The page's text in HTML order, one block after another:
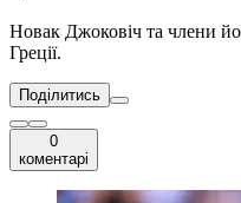
Новак Джоковіч та члени
Греції.
Поділитись
0
коментарі